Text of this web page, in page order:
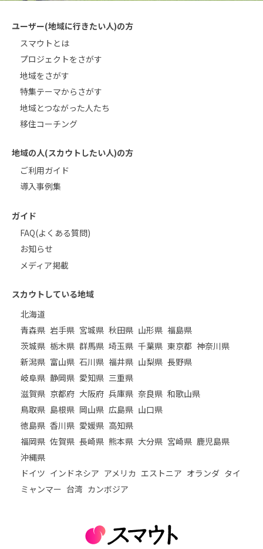
ユーザー(地域に行きたい人)の方
スマウトとは
プロジェクトをさがす
地域をさがす
特集テーマからさがす
地域とつながった人たち
移住コーチング
地域の人(スカウトしたい人)の方
ご利用ガイド
導入事例集
ガイド
FAQ(よくある質問)
お知らせ
メディア掲載
スカウトしている地域
北海道
青森県 岩手県 宮城県 秋田県 山形県 福島県
茨城県 栃木県 群馬県 埼玉県 千葉県 東京都 神奈川県
新潟県 富山県 石川県 福井県 山梨県 長野県
岐阜県 静岡県 愛知県 三重県
滋賀県 京都府 大阪府 兵庫県 奈良県 和歌山県
鳥取県 島根県 岡山県 広島県 山口県
徳島県 香川県 愛媛県 高知県
福岡県 佐賀県 長崎県 熊本県 大分県 宮崎県 鹿児島県
沖縄県
ドイツ インドネシア アメリカ エストニア オランダ タイ
ミャンマー 台湾 カンボジア